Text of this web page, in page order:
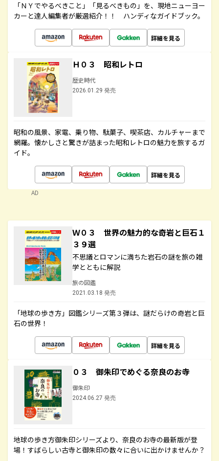
「ＮＹでやるべきこと」「見るべきもの」を、現地ニューヨー
カーと達人編集者が厳選紹介！！ ハンディなガイドブック。
詳細を見る
Ｈ０３ 昭和レトロ
歴史時代
2026.01.29 発売
昭和の風景、家電、乗り物、駄菓子、喫茶店、カルチャーまで
網羅。懐かしさと驚きが詰まった昭和レトロの魅力を旅するガ
イド。
詳細を見る
AD
Ｗ０３ 世界の魅力的な奇岩と巨石１
３９選
不思議とロマンに満ちた岩石の謎を旅の雑
学とともに解説
旅の図鑑
2021.03.18 発売
「地球の歩き方」図鑑シリーズ第３弾は、謎だらけの奇岩と巨
石の世界！
詳細を見る
０３ 御朱印でめぐる奈良のお寺
御朱印
2024.06.27 発売
地球の歩き方御朱印シリーズより、奈良のお寺の最新版が登
場！すばらしい古寺と御朱印の数々に合いに出かけませんか？